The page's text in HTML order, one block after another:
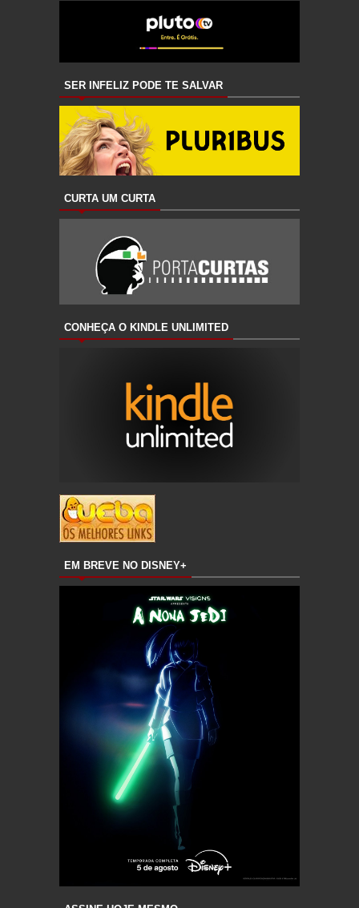
SER INFELIZ PODE TE SALVAR
CURTA UM CURTA
CONHEÇA O KINDLE UNLIMITED
EM BREVE NO DISNEY+